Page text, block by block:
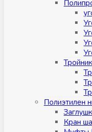
Полиэтилен
Кран